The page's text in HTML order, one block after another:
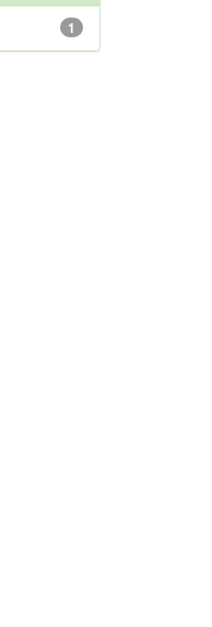
1